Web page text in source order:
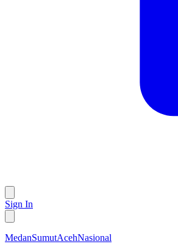
Sign In
MedanSumutAcehNasional